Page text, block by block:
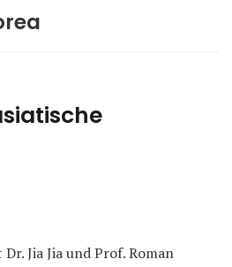
Jia Jia und Prof. Roman